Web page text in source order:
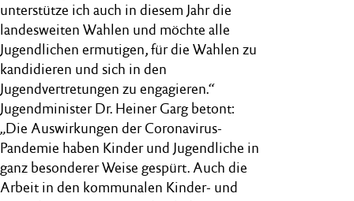
unterstütze ich auch in diesem Jahr die
landesweiten Wahlen und möchte alle
Jugendlichen ermutigen, für die Wahlen zu
kandidieren und sich in den
Jugendvertretungen zu engagieren.“
Jugendminister Dr. Heiner Garg betont:
„Die Auswirkungen der Coronavirus-
Pandemie haben Kinder und Jugendliche in
ganz besonderer Weise gespürt. Auch die
Arbeit in den kommunalen Kinder- und